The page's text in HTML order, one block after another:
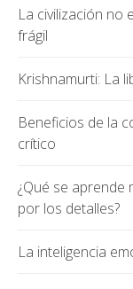
La civilización no
frágil
Krishnamurti: La
Beneficios de la
crítico
¿Qué se aprende
por los detalles?
La inteligencia